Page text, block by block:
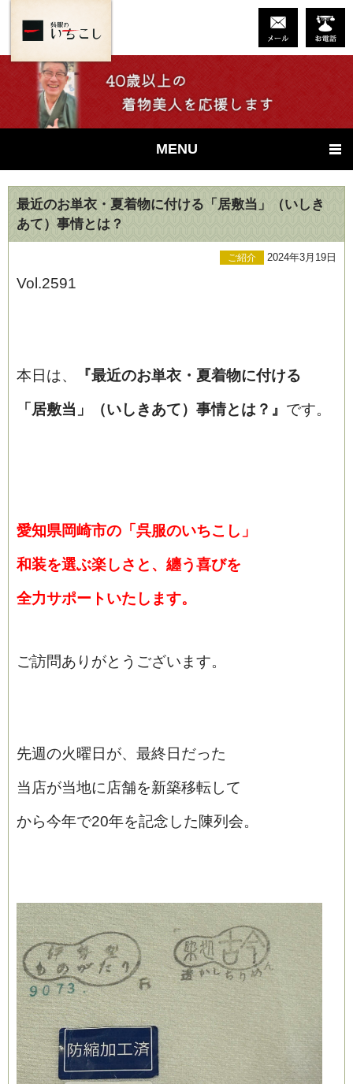
MENU
最近のお単衣・夏着物に付ける「居敷当」（いしき
あて）事情とは？
ご紹介 2024年3月19日
Vol.2591
本日は、 『最近のお単衣・夏着物に付ける
「居敷当」（いしきあて）事情とは？ 』 です。
愛知県岡崎市の「呉服のいちこし」
和装を選ぶ楽しさと、纏う喜びを
全力サポートいたします。
ご訪問ありがとうございます。
先週の火曜日が、最終日だった
当店が当地に店舗を新築移転して
から今年で20年を記念した陳列会。